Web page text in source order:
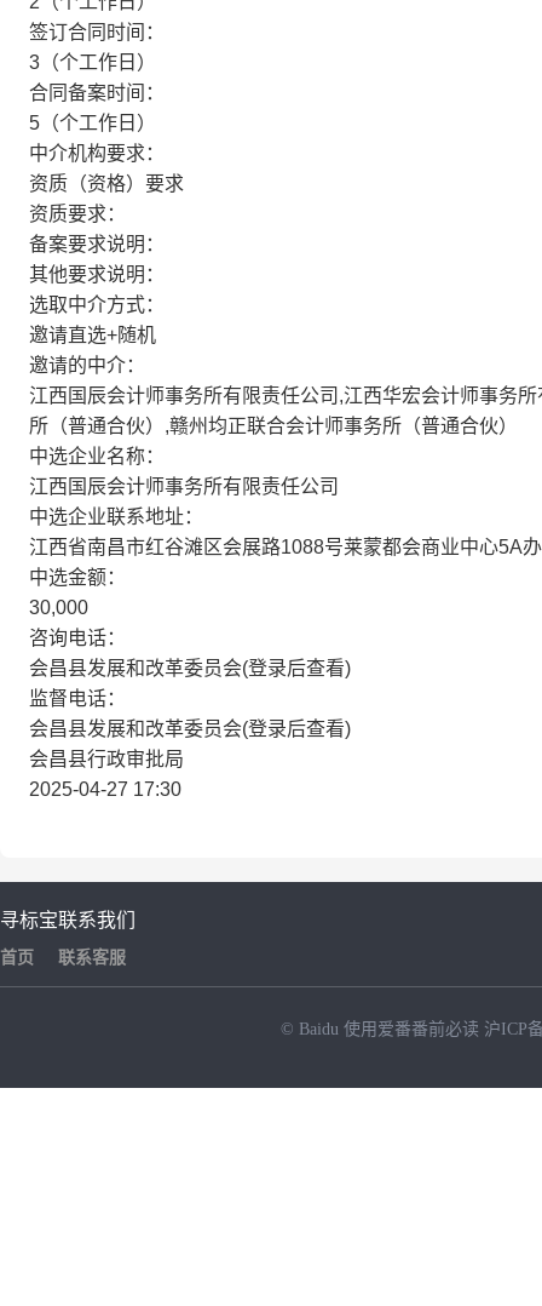
签订合同时间：
3（个工作日）
合同备案时间：
5（个工作日）
中介机构要求：
资质（资格）要求
资质要求：
备案要求说明：
其他要求说明：
选取中介方式：
邀请直选+随机
邀请的中介：
江西国辰会计师事务所有限责任公司,江西华宏会计师事务
所（普通合伙）,赣州均正联合会计师事务所（普通合伙）
中选企业名称：
江西国辰会计师事务所有限责任公司
中选企业联系地址：
江西省南昌市红谷滩区会展路1088号莱蒙都会商业中心5A
中选金额：
30,000
咨询电话：
会昌县发展和改革委员会(登录后查看)
监督电话：
会昌县发展和改革委员会(登录后查看)
会昌县行政审批局
2025-04-27 17:30
寻标宝
首页
联系我们
联系客服
© Baidu 使用爱番番前必读 沪ICP